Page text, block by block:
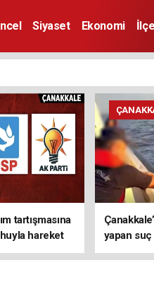
Siyaset Ekonomi
tartışmasına
hareket
yapan
tutuklama